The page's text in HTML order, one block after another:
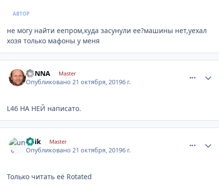
АВТОР
не могу найти еепром,куда засунули ее?машины нет,уехал
хозя только мафоны у меня
GENNA Master
Опубликовано21 октября, 20196 г.
L46 НА НЕЙ написато.
unik Master
Опубликовано21 октября, 20196 г.
Только читать её Rotated